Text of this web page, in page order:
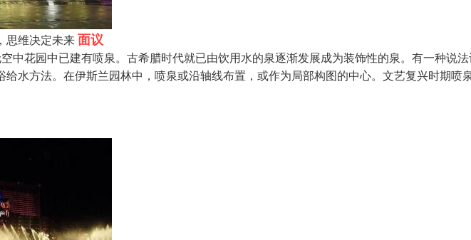
思维决定未来面议
中花园中已建有喷泉。古希腊时代就已由饮用水的泉逐渐发展成为装饰性的泉。有一种说
水方法。在伊斯兰园林中，喷泉或沿轴线布置，或作为局部构图的中心。文艺复兴时期喷